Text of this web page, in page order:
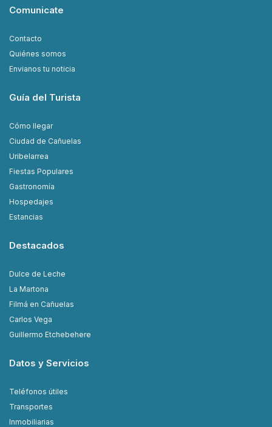
Comunicate
Contacto
Quiénes somos
Envianos tu noticia
Guía del Turista
Cómo llegar
Ciudad de Cañuelas
Uribelarrea
Fiestas Populares
Gastronomía
Hospedajes
Estancias
Destacados
Dulce de Leche
La Martona
Filmá en Cañuelas
Carlos Vega
Guillermo Etchebehere
Datos y Servicios
Teléfonos útiles
Transportes
Inmobiliarias